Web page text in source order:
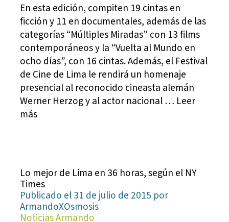
En esta edición, compiten 19 cintas en
ficción y 11 en documentales, además de las
categorías “Múltiples Miradas” con 13 films
contemporáneos y la “Vuelta al Mundo en
ocho días”, con 16 cintas. Además, el Festival
de Cine de Lima le rendirá un homenaje
presencial al reconocido cineasta alemán
Werner Herzog y al actor nacional … Leer
más
Lo mejor de Lima en 36 horas, según el NY
Times
Publicado el 31 de julio de 2015 por
ArmandoXOsmosis
Noticias Armando